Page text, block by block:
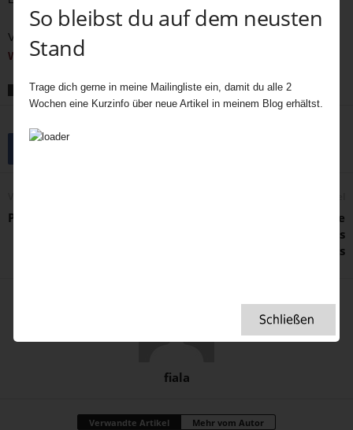
Vielleicht amüsieren dich auch
Wintertraditionen
SCHLAGWORTE GREEN TEA TODDY GROG HEISSGETRÄNK MIT WHISKY
Poetry Corner
Florence Nightingale: Die
Superheldin des
Gesundheitswesens
fiala
Verwandte Artikel Mehr vom Autor
So bleibst du auf dem neusten
Stand
Trage dich gerne in meine Mailingliste ein, damit du alle 2
Wochen eine Kurzinfo über neue Artikel in meinem Blog erhältst.